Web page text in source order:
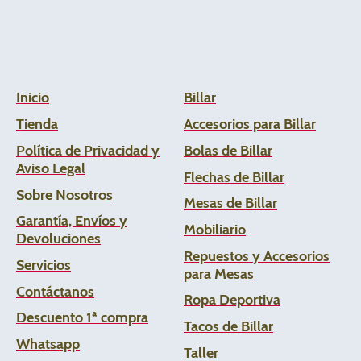
Inicio
Tienda
Política de Privacidad y
Aviso Legal
Sobre Nosotros
Garantía, Envíos y
Devoluciones
Servicios
Contáctanos
Descuento 1ª compra
Whatsapp
Billar
Accesorios para Billar
Bolas de Billar
Flechas de Billar
Mesas de Billar
Mobiliario
Repuestos y Accesorios
para Mesas
Ropa Deportiva
Tacos de Billar
Taller